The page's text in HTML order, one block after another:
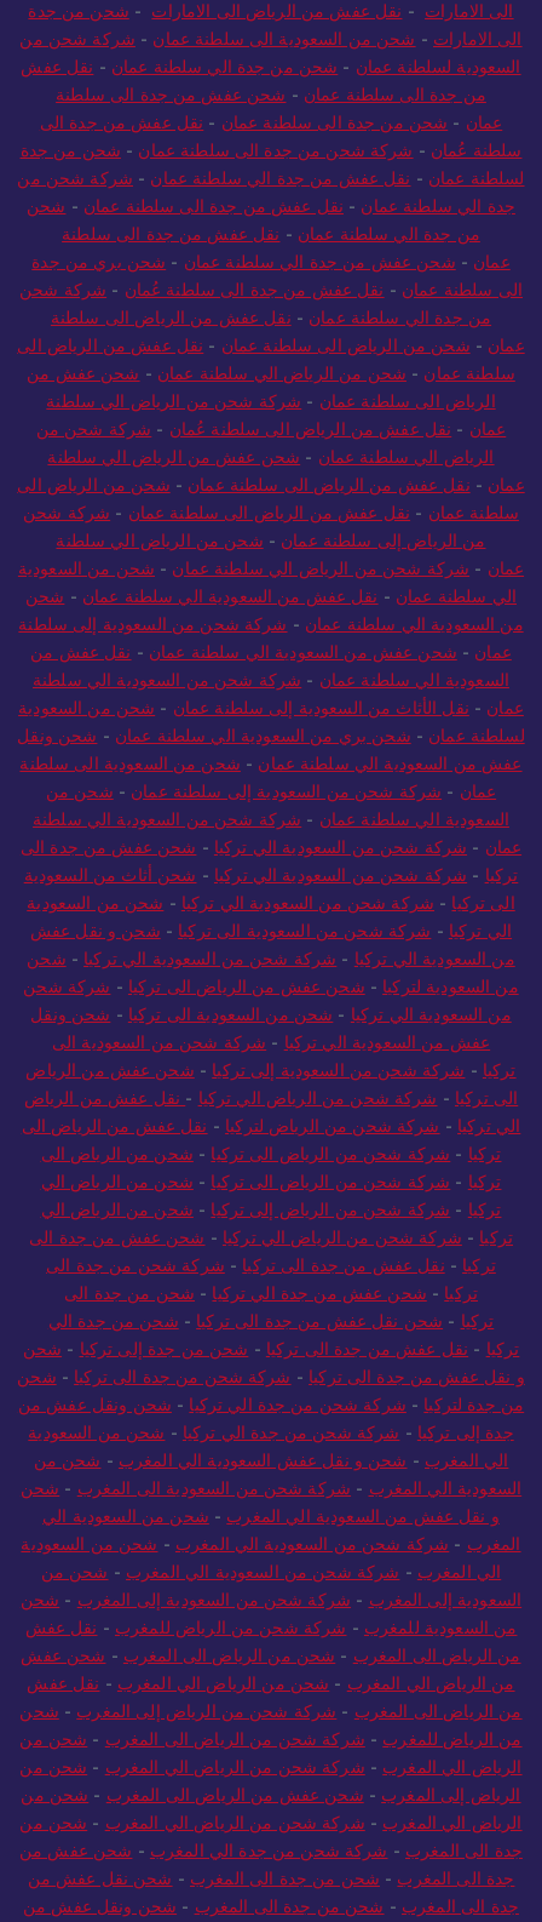
الى الامارات - نقل عفش من الرياض الى الامارات - شحن من جدة
الى الامارات - شحن من السعودية الى سلطنة عمان - شركة شحن من
السعودية لسلطنة عمان - شحن من جدة الي سلطنة عمان - نقل عفش
من جدة الى سلطنة عمان - شحن عفش من جدة الى سلطنة
عمان - شحن من جدة الى سلطنة عمان - نقل عفش من جدة الى
سلطنة عُمان - شركة شحن من جدة الى سلطنة عمان - شحن من جدة
لسلطنة عمان - نقل عفش من جدة الي سلطنة عمان - شركة شحن من
جدة الي سلطنة عمان - نقل عفش من جدة الى سلطنة عمان - شحن
من جدة الي سلطنة عمان - نقل عفش من جدة الى سلطنة
عمان - شحن عفش من جدة الي سلطنة عمان - شحن بري من جدة
الى سلطنة عمان - نقل عفش من جدة الى سلطنة عُمان - شركة شحن
من جدة الي سلطنة عمان - نقل عفش من الرياض الى سلطنة
عمان - شحن من الرياض الى سلطنة عمان - نقل عفش من الرياض الى
سلطنة عمان - شحن من الرياض الي سلطنة عمان - شحن عفش من
الرياض الى سلطنة عمان - شركة شحن من الرياض الي سلطنة
عمان - نقل عفش من الرياض الى سلطنة عُمان - شركة شحن من
الرياض الي سلطنة عمان - شحن عفش من الرياض الي سلطنة
عمان - نقل عفش من الرياض الى سلطنة عمان - شحن من الرياض الى
سلطنة عمان - نقل عفش من الرياض الى سلطنة عمان - شركة شحن
من الرياض إلى سلطنة عمان - شحن من الرياض الي سلطنة
عمان - شركة شحن من الرياض الي سلطنة عمان - شحن من السعودية
الي سلطنة عمان - نقل عفش من السعودية الي سلطنة عمان - شحن
من السعودية الي سلطنة عمان - شركة شحن من السعودية إلى سلطنة
عمان - شحن عفش من السعودية الي سلطنة عمان - نقل عفش من
السعودية الي سلطنة عمان - شركة شحن من السعودية الي سلطنة
عمان - نقل الأثاث من السعودية إلى سلطنة عمان - شحن من السعودية
لسلطنة عمان - شحن بري من السعودية الي سلطنة عمان - شحن ونقل
عفش من السعودية الي سلطنة عمان - شحن من السعودية الى سلطنة
عمان - شركة شحن من السعودية إلى سلطنة عمان - شحن من
السعودية الي سلطنة عمان - شركة شحن من السعودية الي سلطنة
عمان - شركة شحن من السعودية الي تركيا - شحن عفش من جدة الى
تركيا - شركة شحن من السعودية الي تركيا - شحن أثاث من السعودية
الى تركيا - شركة شحن من السعودية الي تركيا - شحن من السعودية
الي تركيا - شركة شحن من السعودية الى تركيا - شحن و نقل عفش
من السعودية الي تركيا - شركة شحن من السعودية الي تركيا - شحن
من السعودية لتركيا - شحن عفش من الرياض الى تركيا - شركة شحن
من السعودية الي تركيا - شحن من السعودية الى تركيا - شحن ونقل
عفش من السعودية الي تركيا - شركة شحن من السعودية الى
تركيا - شركة شحن من السعودية إلى تركيا - شحن عفش من الرياض
الى تركيا - شركة شحن من الرياض الي تركيا - نقل عفش من الرياض
الي تركيا - شركة شحن من الرياض لتركيا - نقل عفش من الرياض الى
تركيا - شركة شحن من الرياض الى تركيا - شحن من الرياض الى
تركيا - شركة شحن من الرياض الى تركيا - شحن من الرياض الي
تركيا - شركة شحن من الرياض إلى تركيا - شحن من الرياض الي
تركيا - شركة شحن من الرياض الي تركيا - شحن عفش من جدة الى
تركيا - نقل عفش من جدة الى تركيا - شركة شحن من جدة الى
تركيا - شحن عفش من جدة الي تركيا - شحن من جدة الى
تركيا - شحن نقل عفش من جدة الى تركيا - شحن من جدة الي
تركيا - نقل عفش من جدة الى تركيا - شحن من جدة إلى تركيا - شحن
و نقل عفش من جدة الى تركيا - شركة شحن من جدة الى تركيا - شحن
من جدة لتركيا - شركة شحن من جدة الي تركيا - شحن ونقل عفش من
جدة إلى تركيا - شركة شحن من جدة الي تركيا - شحن من السعودية
الي المغرب - شحن و نقل عفش السعودية الي المغرب - شحن من
السعودية الي المغرب - شركة شحن من السعودية الى المغرب - شحن
و نقل عفش من السعودية الي المغرب - شحن من السعودية الي
المغرب - شركة شحن من السعودية الي المغرب - شحن من السعودية
الي المغرب - شركة شحن من السعودية الي المغرب - شحن من
السعودية إلى المغرب - شركة شحن من السعودية إلى المغرب - شحن
من السعودية للمغرب - شركة شحن من الرياض للمغرب - نقل عفش
من الرياض الى المغرب - شحن من الرياض الى المغرب - شحن عفش
من الرياض الي المغرب - شحن من الرياض الي المغرب - نقل عفش
من الرياض الى المغرب - شركة شحن من الرياض إلى المغرب - شحن
من الرياض للمغرب - شركة شحن من الرياض الى المغرب - شحن من
الرياض الي المغرب - شركة شحن من الرياض الي المغرب - شحن من
الرياض إلى المغرب - شحن عفش من الرياض الى المغرب - شحن من
الرياض الي المغرب - شركة شحن من الرياض الي المغرب - شحن من
جدة الى المغرب - شركة شحن من جدة الي المغرب - شحن عفش من
جدة الى المغرب - شحن من جدة الى المغرب - شحن نقل عفش من
جدة الى المغرب - شحن من جدة الى المغرب - شحن ونقل عفش من